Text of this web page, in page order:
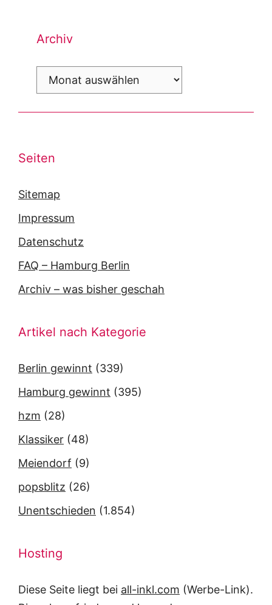
Archiv
Archiv
Seiten
Sitemap
Impressum
Datenschutz
FAQ – Hamburg Berlin
Archiv – was bisher geschah
Artikel nach Kategorie
Berlin gewinnt (339)
Hamburg gewinnt (395)
hzm (28)
Klassiker (48)
Meiendorf (9)
popsblitz (26)
Unentschieden (1.854)
Hosting
Diese Seite liegt bei all-inkl.com (Werbe-Link).